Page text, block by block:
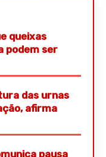
queixas
podem ser
das urnas
afirma
pausa